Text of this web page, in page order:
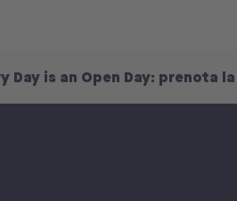
is an Open Day: prenota la tua